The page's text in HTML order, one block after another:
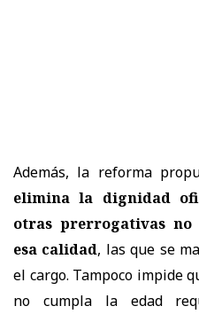
Además, la reforma
elimina la dignidad
otras prerrogativas no
esa calidad, las que se
el cargo. Tampoco impide
no cumpla la edad